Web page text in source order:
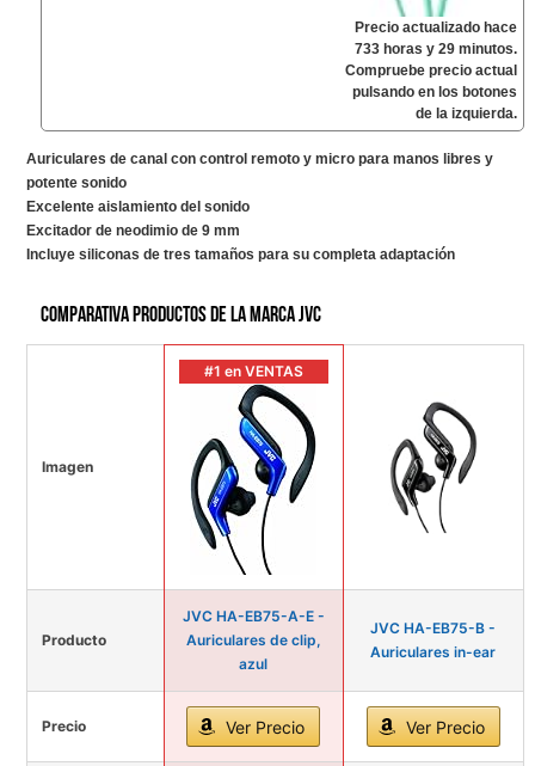
Precio actualizado hace
733 horas y 29 minutos.
Compruebe precio actual
pulsando en los botones
de la izquierda.
Auriculares de canal con control remoto y micro para manos libres y
potente sonido
Excelente aislamiento del sonido
Excitador de neodimio de 9 mm
Incluye siliconas de tres tamaños para su completa adaptación
Comparativa productos de la marca JVC
Imagen
#1 en VENTAS
Producto
JVC HA-EB75-A-E -
Auriculares de clip,
azul
JVC HA-EB75-B -
Auriculares in-ear
Precio Ver Precio Ver Precio